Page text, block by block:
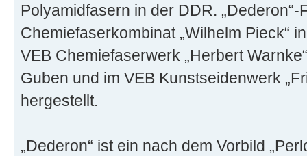
Polyamidfasern in der DDR.
Chemiefaserkombinat „Wilhelm Pieck“
VEB Chemiefaserwerk „Herbert
Guben und im VEB Kunstseidenwerk
hergestellt.
„Dederon“ ist ein nach dem Vorbild